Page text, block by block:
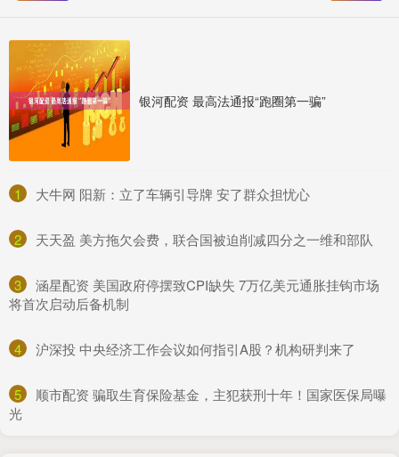
银河配资 最高法通报“跑圈第一骗”
1 ​大牛网 阳新：立了车辆引导牌 安了群众担忧心
2 ​天天盈 美方拖欠会费，联合国被迫削减四分之一维和部队
3
​涵星配资 美国政府停摆致CPI缺失 7万亿美元通胀挂钩市场
将首次启动后备机制
4 ​沪深投 中央经济工作会议如何指引A股？机构研判来了
5
​顺市配资 骗取生育保险基金，主犯获刑十年！国家医保局曝
光